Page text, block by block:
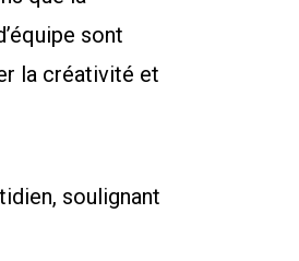
sont
la créativité et
soulignant